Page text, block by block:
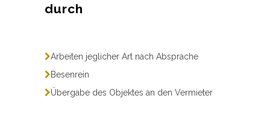
durch
Arbeiten jeglicher Art nach Absprache
Besenrein
Übergabe des Objektes an den Vermieter